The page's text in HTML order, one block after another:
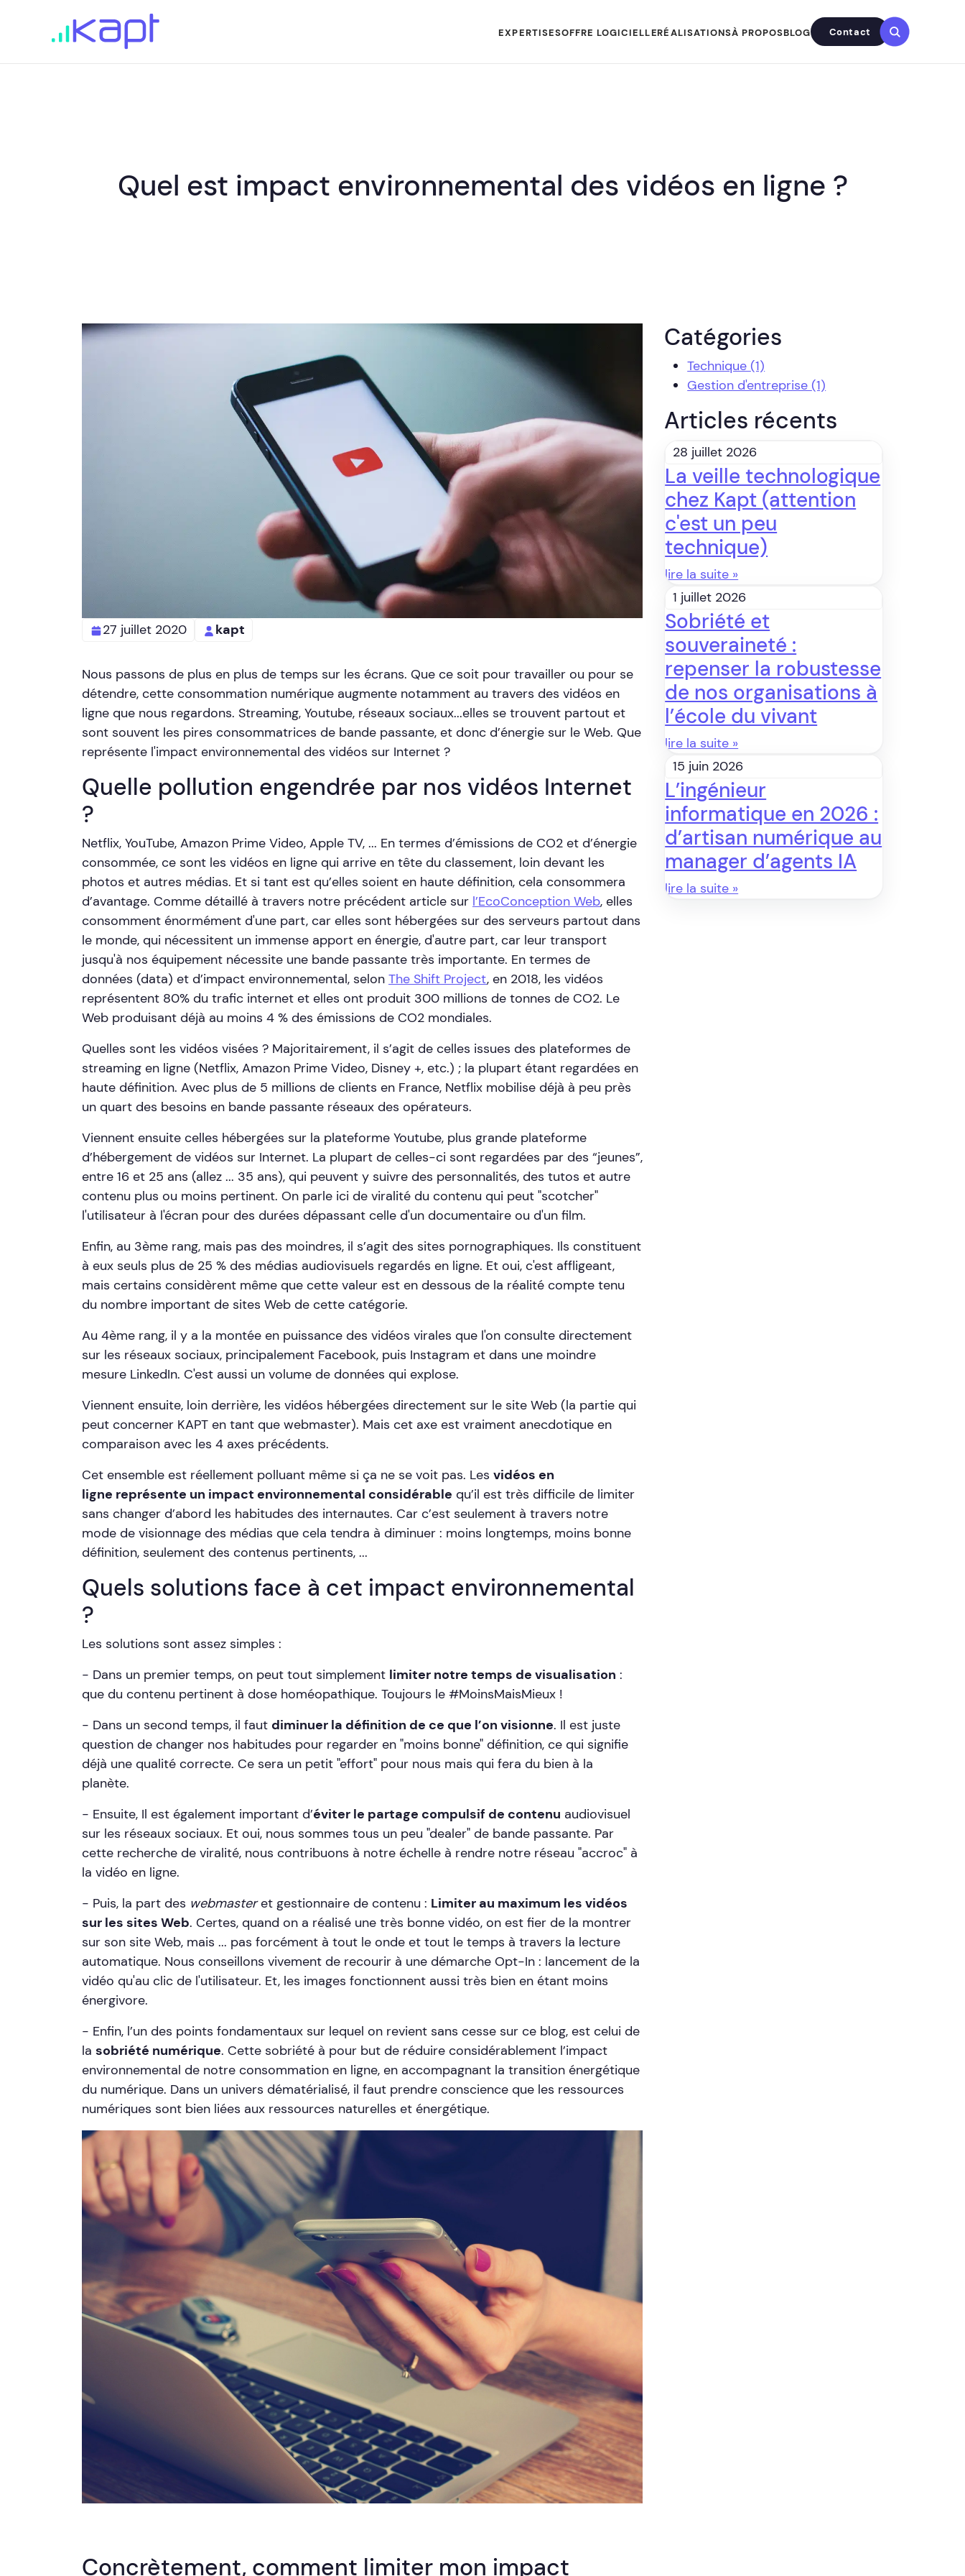
EXPERTISESOFFRE LOGICIELLERÉALISATIONSÀ PROPOSBLOG Contact
Quel est impact environnemental des vidéos en ligne ?
27 juillet 2020 kapt
Nous passons de plus en plus de temps sur les écrans. Que ce soit pour travailler ou pour se
détendre, cette consommation numérique augmente notamment au travers des vidéos en
ligne que nous regardons. Streaming, Youtube, réseaux sociaux...elles se trouvent partout et
sont souvent les pires consommatrices de bande passante, et donc d’énergie sur le Web. Que
représente l'impact environnemental des vidéos sur Internet ?
Quelle pollution engendrée par nos vidéos Internet
?
Netflix, YouTube, Amazon Prime Video, Apple TV, ... En termes d’émissions de CO2 et d’énergie
consommée, ce sont les vidéos en ligne qui arrive en tête du classement, loin devant les
photos et autres médias. Et si tant est qu’elles soient en haute définition, cela consommera
d’avantage. Comme détaillé à travers notre précédent article sur l’EcoConception Web, elles
consomment énormément d'une part, car elles sont hébergées sur des serveurs partout dans
le monde, qui nécessitent un immense apport en énergie, d'autre part, car leur transport
jusqu'à nos équipement nécessite une bande passante très importante. En termes de
données (data) et d’impact environnemental, selon The Shift Project, en 2018, les vidéos
représentent 80% du trafic internet et elles ont produit 300 millions de tonnes de CO2. Le
Web produisant déjà au moins 4 % des émissions de CO2 mondiales.
Quelles sont les vidéos visées ? Majoritairement, il s’agit de celles issues des plateformes de
streaming en ligne (Netflix, Amazon Prime Video, Disney +, etc.) ; la plupart étant regardées en
haute définition. Avec plus de 5 millions de clients en France, Netflix mobilise déjà à peu près
un quart des besoins en bande passante réseaux des opérateurs.
Viennent ensuite celles hébergées sur la plateforme Youtube, plus grande plateforme
d’hébergement de vidéos sur Internet. La plupart de celles-ci sont regardées par des “jeunes”,
entre 16 et 25 ans (allez ... 35 ans), qui peuvent y suivre des personnalités, des tutos et autre
contenu plus ou moins pertinent. On parle ici de viralité du contenu qui peut "scotcher"
l'utilisateur à l'écran pour des durées dépassant celle d'un documentaire ou d'un film.
Enfin, au 3ème rang, mais pas des moindres, il s’agit des sites pornographiques. Ils constituent
à eux seuls plus de 25 % des médias audiovisuels regardés en ligne. Et oui, c'est affligeant,
mais certains considèrent même que cette valeur est en dessous de la réalité compte tenu
du nombre important de sites Web de cette catégorie.
Au 4ème rang, il y a la montée en puissance des vidéos virales que l'on consulte directement
sur les réseaux sociaux, principalement Facebook, puis Instagram et dans une moindre
mesure LinkedIn. C'est aussi un volume de données qui explose.
Viennent ensuite, loin derrière, les vidéos hébergées directement sur le site Web (la partie qui
peut concerner KAPT en tant que webmaster). Mais cet axe est vraiment anecdotique en
comparaison avec les 4 axes précédents.
Cet ensemble est réellement polluant même si ça ne se voit pas. Les vidéos en
ligne représente un impact environnemental considérable qu’il est très difficile de limiter
sans changer d’abord les habitudes des internautes. Car c’est seulement à travers notre
mode de visionnage des médias que cela tendra à diminuer : moins longtemps, moins bonne
définition, seulement des contenus pertinents, ...
Quels solutions face à cet impact environnemental
?
Les solutions sont assez simples :
- Dans un premier temps, on peut tout simplement limiter notre temps de visualisation :
que du contenu pertinent à dose homéopathique. Toujours le #MoinsMaisMieux !
- Dans un second temps, il faut diminuer la définition de ce que l’on visionne. Il est juste
question de changer nos habitudes pour regarder en "moins bonne" définition, ce qui signifie
déjà une qualité correcte. Ce sera un petit "effort" pour nous mais qui fera du bien à la
planète.
- Ensuite, Il est également important d’éviter le partage compulsif de contenu audiovisuel
sur les réseaux sociaux. Et oui, nous sommes tous un peu "dealer" de bande passante. Par
cette recherche de viralité, nous contribuons à notre échelle à rendre notre réseau "accroc" à
la vidéo en ligne.
- Puis, la part des webmasteret gestionnaire de contenu : Limiter au maximum les vidéos
sur les sites Web. Certes, quand on a réalisé une très bonne vidéo, on est fier de la montrer
sur son site Web, mais ... pas forcément à tout le onde et tout le temps à travers la lecture
automatique. Nous conseillons vivement de recourir à une démarche Opt-In : lancement de la
vidéo qu'au clic de l'utilisateur. Et, les images fonctionnent aussi très bien en étant moins
énergivore.
- Enfin, l’un des points fondamentaux sur lequel on revient sans cesse sur ce blog, est celui de
la sobriété numérique. Cette sobriété à pour but de réduire considérablement l’impact
environnemental de notre consommation en ligne, en accompagnant la transition énergétique
du numérique. Dans un univers dématérialisé, il faut prendre conscience que les ressources
numériques sont bien liées aux ressources naturelles et énergétique.
Concrètement, comment limiter mon impact
Catégories
Technique (1)
Gestion d'entreprise (1)
Articles récents
28 juillet 2026
La veille technologique
chez Kapt (attention
c'est un peu
technique)
lire la suite »
1 juillet 2026
Sobriété et
souveraineté :
repenser la robustesse
de nos organisations à
l’école du vivant
lire la suite »
15 juin 2026
L’ingénieur
informatique en 2026 :
d’artisan numérique au
manager d’agents IA
lire la suite »